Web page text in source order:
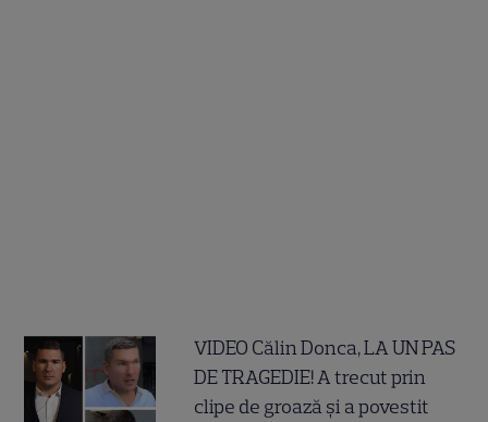
VIDEO Călin Donca, LA UN PAS
DE TRAGEDIE! A trecut prin
clipe de groază și a povestit